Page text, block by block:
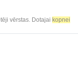
vērstas. Dotajai kopnei